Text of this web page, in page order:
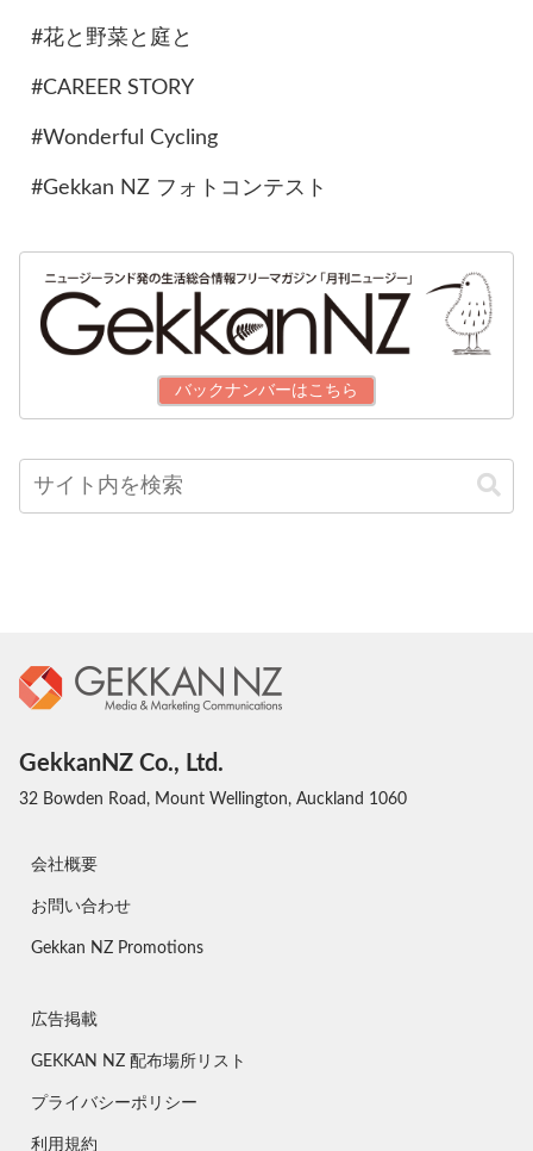
#花と野菜と庭と
#CAREER STORY
#Wonderful Cycling
#Gekkan NZ フォトコンテスト
バックナンバーはこちら
GekkanNZ Co., Ltd.
32 Bowden Road, Mount Wellington, Auckland 1060
会社概要
お問い合わせ
Gekkan NZ Promotions
広告掲載
GEKKAN NZ 配布場所リスト
プライバシーポリシー
利用規約